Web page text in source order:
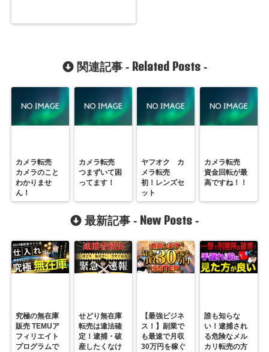
関連記事 - Related Posts-
カメラ転売
カメラのこと
わかりませ
ん！
カメラ転売
つまずいて困
ってます！
ヤフオク カ
メラ転売
初！レンズセ
ット
カメラ転売
資金回転が最
高ですね！！
最新記事 - New Posts -
究極の無在庫
販売 TEMUア
フィリエイト
プログラムで
せどり無在庫
転売は違法確
定！逮捕・破
産したくなけ
【最強ビジネ
ス！】副業で
も最速で月収
30万円を稼ぐ
誰も知らな
い！逮捕され
る危険なメル
カリ転売の方